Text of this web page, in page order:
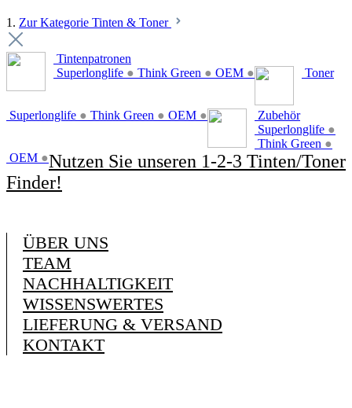
1. Zur Kategorie Tinten & Toner
Tintenpatronen
Superlonglife ● Think Green ● OEM ● Toner
Superlonglife ● Think Green ● OEM ●
Zubehör
Superlonglife ●
Think Green ●
OEM ●Nutzen Sie unseren 1-2-3 Tinten/Toner
Finder!
ÜBER UNS
TEAM
NACHHALTIGKEIT
WISSENSWERTES
LIEFERUNG & VERSAND
KONTAKT